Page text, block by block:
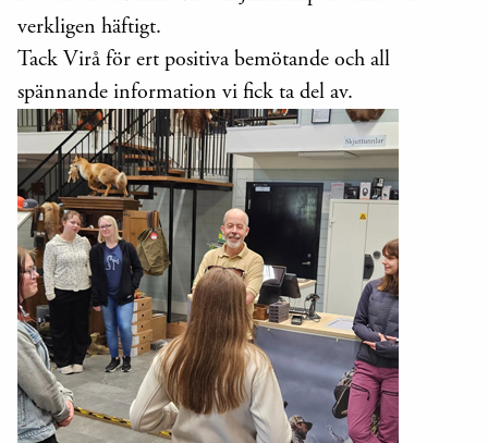
verkligen häftigt.
Tack Virå för ert positiva bemötande och all
spännande information vi fick ta del av.